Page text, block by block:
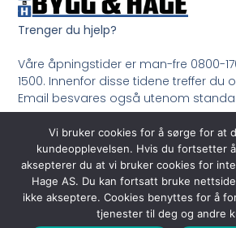
Trenger du hjelp?
Våre åpningstider er man-fre 0800-
1500. Innenfor disse tidene treffer du
Email besvares også utenom
Ring oss på 33 99 35 50
Vi bruker cookies for å sørge for at
kundeopplevelsen. Hvis du fortsetter
aksepterer du at vi bruker cookies for
Hage AS. Du kan fortsatt bruke
ikke akseptere. Cookies benyttes for å
tjenester til deg og andre